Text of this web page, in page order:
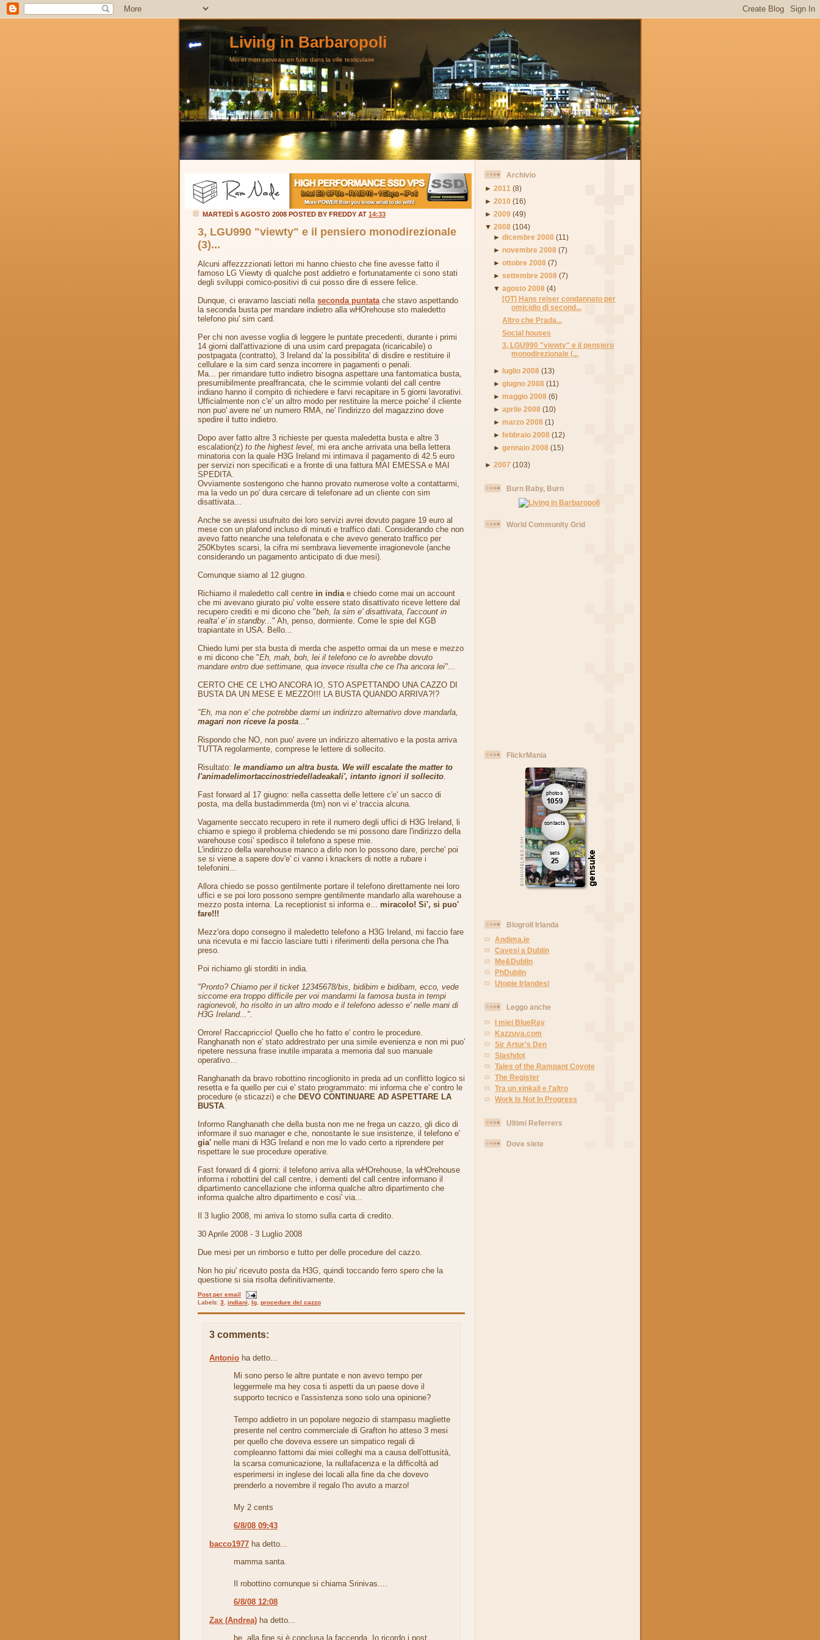
Living in Barbaropoli
Moi et mon cerveau en fuite dans la ville testiculaire
MARTEDÌ 5 AGOSTO 2008 POSTED BY FREDDY AT 14:33
3, LGU990 "viewty" e il pensiero monodirezionale
(3)...
Alcuni affezzzzionati lettori mi hanno chiesto che fine avesse fatto il
famoso LG Viewty di qualche post addietro e fortunatamente ci sono stati
degli sviluppi comico-positivi di cui posso dire di essere felice.
Dunque, ci eravamo lasciati nella seconda puntatache stavo aspettando
la seconda busta per mandare indietro alla wHOrehouse sto maledetto
telefono piu' sim card.
Per chi non avesse voglia di leggere le puntate precedenti, durante i primi
14 giorni dall'attivazione di una usim card prepagata (ricaricabile) o
postpagata (contratto), 3 Ireland da' la possibilita' di disdire e restituire il
cellulare e la sim card senza incorrere in pagamenti o penali.
Ma... per rimandare tutto indietro bisogna aspettare una fantomatica busta,
presumibilmente preaffrancata, che le scimmie volanti del call centre
indiano hanno il compito di richiedere e farvi recapitare in 5 giorni lavorativi.
Ufficialmente non c'e' un altro modo per restituire la merce poiche' il cliente
non puo' avere ne' un numero RMA, ne' l'indirizzo del magazzino dove
spedire il tutto indietro.
Dopo aver fatto altre 3 richieste per questa maledetta busta e altre 3
escalation(z) to the highest level, mi era anche arrivata una bella lettera
minatoria con la quale H3G Ireland mi intimava il pagamento di 42.5 euro
per servizi non specificati e a fronte di una fattura MAI EMESSA e MAI
SPEDITA.
Ovviamente sostengono che hanno provato numerose volte a contattarmi,
ma la vedo un po' dura cercare di telefonare ad un cliente con sim
disattivata...
Anche se avessi usufruito dei loro servizi avrei dovuto pagare 19 euro al
mese con un plafond incluso di minuti e traffico dati. Considerando che non
avevo fatto neanche una telefonata e che avevo generato traffico per
250Kbytes scarsi, la cifra mi sembrava lievemente irragionevole (anche
considerando un pagamento anticipato di due mesi).
Comunque siamo al 12 giugno.
Richiamo il maledetto call centre in indiae chiedo come mai un account
che mi avevano giurato piu' volte essere stato disattivato riceve lettere dal
recupero crediti e mi dicono che "beh, la sim e' disattivata, l'account in
realta' e' in standby..." Ah, penso, dormiente. Come le spie del KGB
trapiantate in USA. Bello...
Chiedo lumi per sta busta di merda che aspetto ormai da un mese e mezzo
e mi dicono che "Eh, mah, boh, lei il telefono ce lo avrebbe dovuto
mandare entro due settimane, qua invece risulta che ce l'ha ancora lei"...
CERTO CHE CE L'HO ANCORA IO, STO ASPETTANDO UNA CAZZO DI
BUSTA DA UN MESE E MEZZO!!! LA BUSTA QUANDO ARRIVA?!?
"Eh, ma non e' che potrebbe darmi un indirizzo alternativo dove mandarla,
magari non riceve la posta..."
Rispondo che NO, non puo' avere un indirizzo alternativo e la posta arriva
TUTTA regolarmente, comprese le lettere di sollecito.
Risultato: le mandiamo un altra busta. We will escalate the matter to
l'animadelimortaccinostriedelladeakali', intanto ignori il sollecito.
Fast forward al 17 giugno: nella cassetta delle lettere c'e' un sacco di
posta, ma della bustadimmerda (tm) non vi e' traccia alcuna.
Vagamente seccato recupero in rete il numero degli uffici di H3G Ireland, li
chiamo e spiego il problema chiedendo se mi possono dare l'indirizzo della
warehouse cosi' spedisco il telefono a spese mie.
L'indirizzo della warehouse manco a dirlo non lo possono dare, perche' poi
se si viene a sapere dov'e' ci vanno i knackers di notte a rubare i
telefonini...
Allora chiedo se posso gentilmente portare il telefono direttamente nei loro
uffici e se poi loro possono sempre gentilmente mandarlo alla warehouse a
mezzo posta interna. La receptionist si informa e... miracolo! Si', si puo'
fare!!!
Mezz'ora dopo consegno il maledetto telefono a H3G Ireland, mi faccio fare
una ricevuta e mi faccio lasciare tutti i riferimenti della persona che l'ha
preso.
Poi richiamo gli storditi in india.
"Pronto? Chiamo per il ticket 12345678/bis, bidibim e bidibam, ecco, vede
siccome era troppo difficile per voi mandarmi la famosa busta in tempi
ragionevoli, ho risolto in un altro modo e il telefono adesso e' nelle mani di
H3G Ireland...".
Orrore! Raccapriccio! Quello che ho fatto e' contro le procedure.
Ranghanath non e' stato addrestrato per una simile evenienza e non mi puo'
ripetere nessuna frase inutile imparata a memoria dal suo manuale
operativo...
Ranghanath da bravo robottino rincoglionito in preda ad un conflitto logico si
resetta e fa quello per cui e' stato programmato: mi informa che e' contro le
procedure (e sticazzi) e che DEVO CONTINUARE AD ASPETTARE LA
BUSTA.
Informo Ranghanath che della busta non me ne frega un cazzo, gli dico di
informare il suo manager e che, nonostante le sue insistenze, il telefono e'
gia' nelle mani di H3G Ireland e non me lo vado certo a riprendere per
rispettare le sue procedure operative.
Fast forward di 4 giorni: il telefono arriva alla wHOrehouse, la wHOrehouse
informa i robottini del call centre, i dementi del call centre informano il
dipartimento cancellazione che informa qualche altro dipartimento che
informa qualche altro dipartimento e cosi' via...
Il 3 luglio 2008, mi arriva lo storno sulla carta di credito.
30 Aprile 2008 - 3 Luglio 2008
Due mesi per un rimborso e tutto per delle procedure del cazzo.
Non ho piu' ricevuto posta da H3G, quindi toccando ferro spero che la
questione si sia risolta definitivamente.
Post per email
Labels: 3 indiani lg procedure del cazzo
3 comments:
Antonio ha detto...
Mi sono perso le altre puntate e non avevo tempo per
leggermele ma hey cosa ti aspetti da un paese dove il
supporto tecnico e l'assistenza sono solo una opinione?
Tempo addietro in un popolare negozio di stampasu magliette
presente nel centro commerciale di Grafton ho atteso 3 mesi
per quello che doveva essere un simpatico regali di
compleanno fattomi dai miei colleghi ma a causa dell'ottusità,
la scarsa comunicazione, la nullafacenza e la difficoltà ad
esperimersi in inglese dei locali alla fine da che dovevo
prenderlo a novembre il regalo l'ho avuto a marzo!
My 2 cents
6/8/08 09:43
bacco1977 ha detto...
mamma santa.
Il robottino comunque si chiama Srinivas....
6/8/08 12:08
Zax (Andrea) ha detto...
be, alla fine si è conclusa la faccenda. Io ricordo i post
Archivio
► 2011 (8)
► 2010 (16)
► 2009 (49)
▼ 2008 (104)
►dicembre 2008 (11)
►novembre 2008 (7)
►ottobre 2008 (7)
►settembre 2008 (7)
▼agosto 2008 (4)
[OT] Hans reiser condannato per
omicidio di second...
Altro che Prada...
Social houses
3, LGU990 "viewty" e il pensiero
monodirezionale (...
► luglio 2008 (13)
►giugno 2008 (11)
►maggio 2008 (6)
►aprile 2008 (10)
►marzo 2008 (1)
►febbraio 2008 (12)
►gennaio 2008 (15)
► 2007 (103)
Burn Baby, Burn
World Community Grid
FlickrMania
Blogroll Irlanda
Andima.ie
Cavesi a Dublin
Me&Dublin
PhDublin
Utopie Irlandesi
Leggo anche
I miei BlueRay
Kazzuya.com
Sir Artur's Den
Slashdot
Tales of the Rampant Coyote
The Register
Tra un xinkali e l'altro
Work Is Not In Progress
Ultimi Referrers
Dove siete